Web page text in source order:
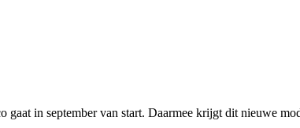
in september van start. Daarmee krijgt dit nieuwe